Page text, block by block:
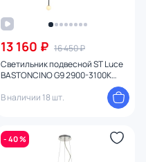
13 160 ₽ 16 450 ₽
Светильник подвесной ST Luce
BASTONCINO G9 2900-3100К
В наличии 18 шт.
- 40 %